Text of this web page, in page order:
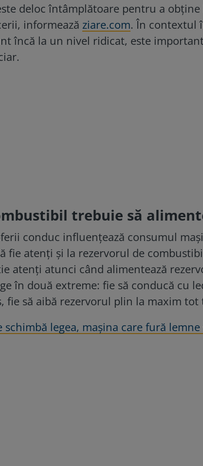
deloc întâmplătoare pentru a obține
informează ziare.com. În contextul
încă la un nivel ridicat, este
trebuie să
conduc influențează consumul
fie atenți și la rezervorul de
atenți atunci când alimentează
în două extreme: fie să conducă cu
fie să aibă rezervorul plin la maxim tot
schimbă legea, maşina care fură lemne